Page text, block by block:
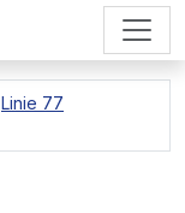
Linie 77